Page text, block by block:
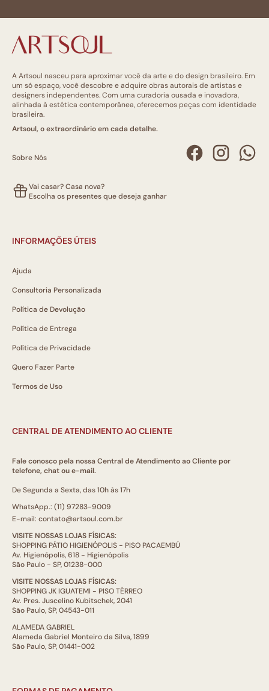
A Artsoul nasceu para aproximar você da arte e do design brasileiro. Em
um só espaço, você descobre e adquire obras autorais de artistas e
designers independentes. Com uma curadoria ousada e inovadora,
alinhada à estética contemporânea, oferecemos peças com identidade
brasileira.
Artsoul, o extraordinário em cada detalhe.
Sobre Nós
Vai casar? Casa nova?
Escolha os presentes que deseja ganhar
INFORMAÇÕES ÚTEIS
Ajuda
Consultoria Personalizada
Política de Devolução
Política de Entrega
Política de Privacidade
Quero Fazer Parte
Termos de Uso
CENTRAL DE ATENDIMENTO AO CLIENTE
Fale conosco pela nossa Central de Atendimento ao Cliente por
telefone, chat ou e-mail.
De Segunda a Sexta, das 10h às 17h
WhatsApp.: (11) 97283-9009
E-mail: contato@artsoul.com.br
VISITE NOSSAS LOJAS FÍSICAS:
SHOPPING PÁTIO HIGIENÓPOLIS - PISO PACAEMBÚ
Av. Higienópolis, 618 - Higienópolis
São Paulo - SP, 01238-000
VISITE NOSSAS LOJAS FÍSICAS:
SHOPPING JK IGUATEMI - PISO TÉRREO
Av. Pres. Juscelino Kubitschek, 2041
São Paulo, SP, 04543-011
ALAMEDA GABRIEL
Alameda Gabriel Monteiro da Silva, 1899
São Paulo, SP, 01441-002